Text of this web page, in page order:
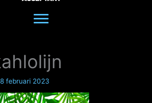
8 februari 2023